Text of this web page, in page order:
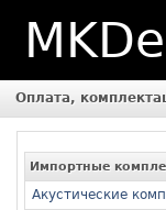
Оплата,
Импортные
Акустические